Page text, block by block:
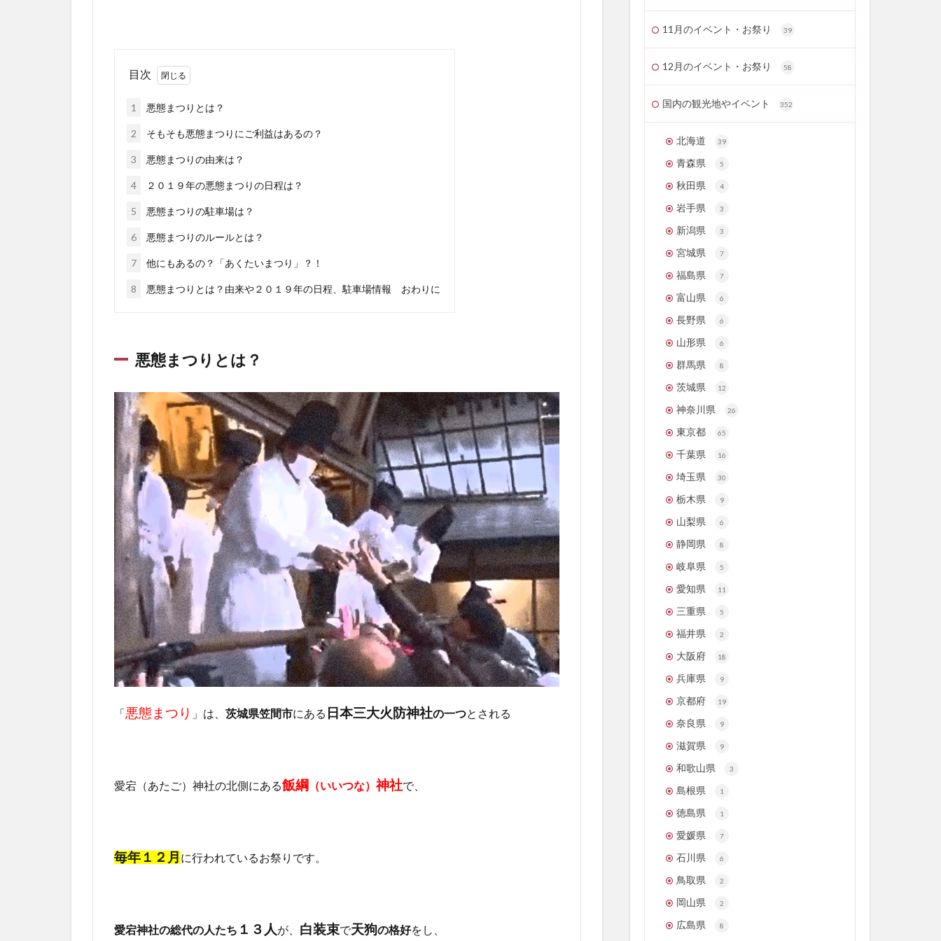
目次
1 悪態まつりとは？
2 そもそも悪態まつりにご利益はあるの？
3 悪態まつりの由来は？
4 ２０１９年の悪態まつりの日程は？
5 悪態まつりの駐車場は？
6 悪態まつりのルールとは？
7 他にもあるの？「あくたいまつり」？！
8 悪態まつりとは？由来や２０１９年の日程、駐車場情報 おわりに
悪態まつりとは？
「悪態まつり 」は、 茨城県笠間市にある 日本三大火防神社の一つとされる
愛宕（あたご）神社の北側にある飯綱 （いいつな）神社で、
毎年１２月 に行われているお祭りです。
愛宕神社の総代の人たち １３人 が、 白装束で天狗の格好をし、
11月のイベント・お祭り 39
12月のイベント・お祭り 58
国内の観光地やイベント 352
北海道 39
青森県 5
秋田県 4
岩手県 3
新潟県 3
宮城県 7
福島県 7
富山県 6
長野県 6
山形県 6
群馬県 8
茨城県 12
神奈川県 26
東京都 65
千葉県 16
埼玉県 30
栃木県 9
山梨県 6
静岡県 8
岐阜県 5
愛知県 11
三重県 5
福井県 2
大阪府 18
兵庫県 9
京都府 19
奈良県 9
滋賀県 9
和歌山県 3
島根県 1
徳島県 1
愛媛県 7
石川県 6
鳥取県 2
岡山県 2
広島県 8